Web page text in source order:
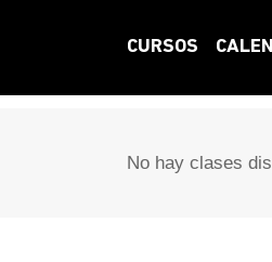
CURSOS
No hay clases